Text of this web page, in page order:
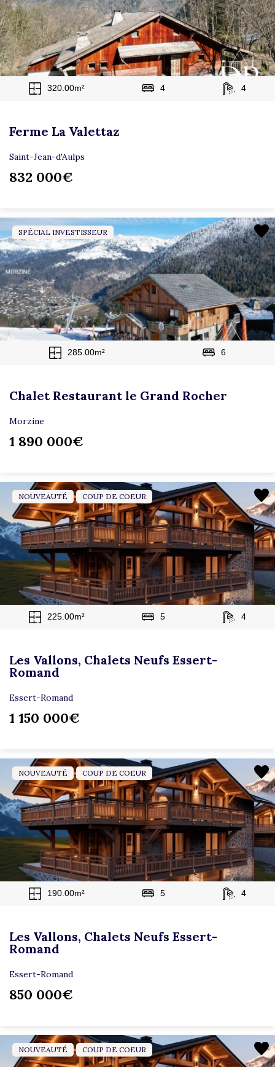
320.00m² 4 4
Ferme La Valettaz
Saint-Jean-d'Aulps
832 000€
SPÉCIAL INVESTISSEUR
285.00m² 6
Chalet Restaurant le Grand Rocher
Morzine
1 890 000€
NOUVEAUTÉ COUP DE COEUR
225.00m² 5 4
Les Vallons, Chalets Neufs Essert-
Romand
Essert-Romand
1 150 000€
NOUVEAUTÉ COUP DE COEUR
190.00m² 5 4
Les Vallons, Chalets Neufs Essert-
Romand
Essert-Romand
850 000€
NOUVEAUTÉ COUP DE COEUR